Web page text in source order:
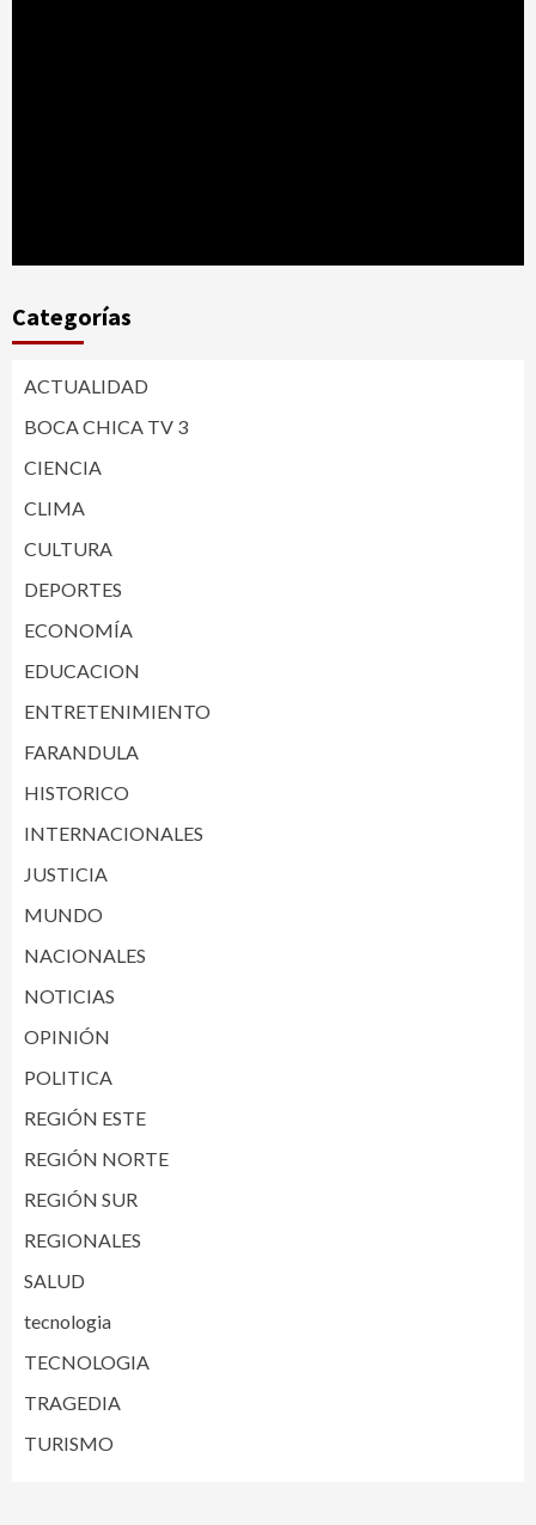
Categorías
ACTUALIDAD
BOCA CHICA TV 3
CIENCIA
CLIMA
CULTURA
DEPORTES
ECONOMÍA
EDUCACION
ENTRETENIMIENTO
FARANDULA
HISTORICO
INTERNACIONALES
JUSTICIA
MUNDO
NACIONALES
NOTICIAS
OPINIÓN
POLITICA
REGIÓN ESTE
REGIÓN NORTE
REGIÓN SUR
REGIONALES
SALUD
tecnologia
TECNOLOGIA
TRAGEDIA
TURISMO